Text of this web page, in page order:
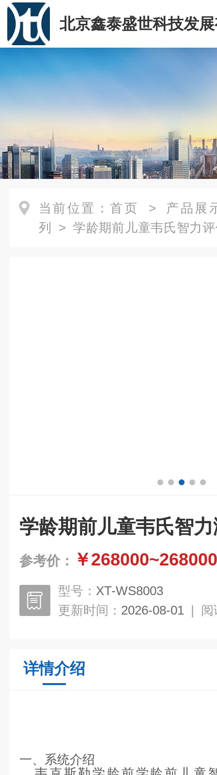
北京鑫泰盛世科技发
司
当前位置： 首页 > 产品展
列
> 学龄期前儿童韦氏智力
学龄期前儿童韦氏智
参考价： ￥268000~268000
型号： XT-WS8003
更新时间： 2026-08-01 | 阅
详情介绍